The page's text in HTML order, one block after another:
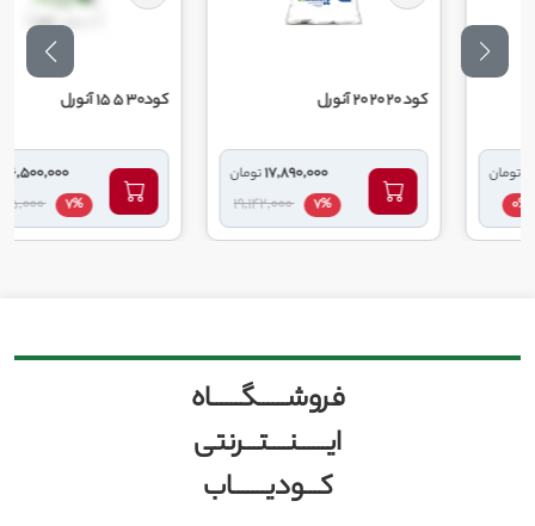
17,890,000تومان
7%
19,142,000
16,500,000تومان
7%
17,655,000
فروشــــــگــــــاه
ایــــــنــــتـــرنتی
کـــودیـــــــاب